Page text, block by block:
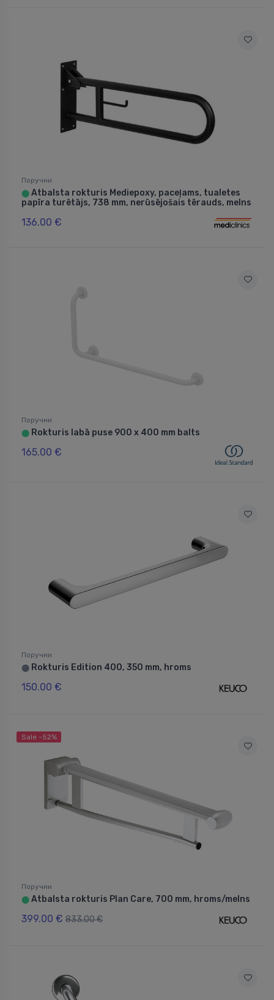
Поручни
⬤ Atbalsta rokturis Mediepoxy, paceļams, tualetes
papīra turētājs, 738 mm, nerūsējošais tērauds, melns
136.00 €
Поручни
⬤ Rokturis labā puse 900 x 400 mm balts
165.00 €
Поручни
⬤ Rokturis Edition 400, 350 mm, hroms
150.00 €
Sale -52%
Поручни
⬤ Atbalsta rokturis Plan Care, 700 mm, hroms/melns
399.00 € 833.00 €